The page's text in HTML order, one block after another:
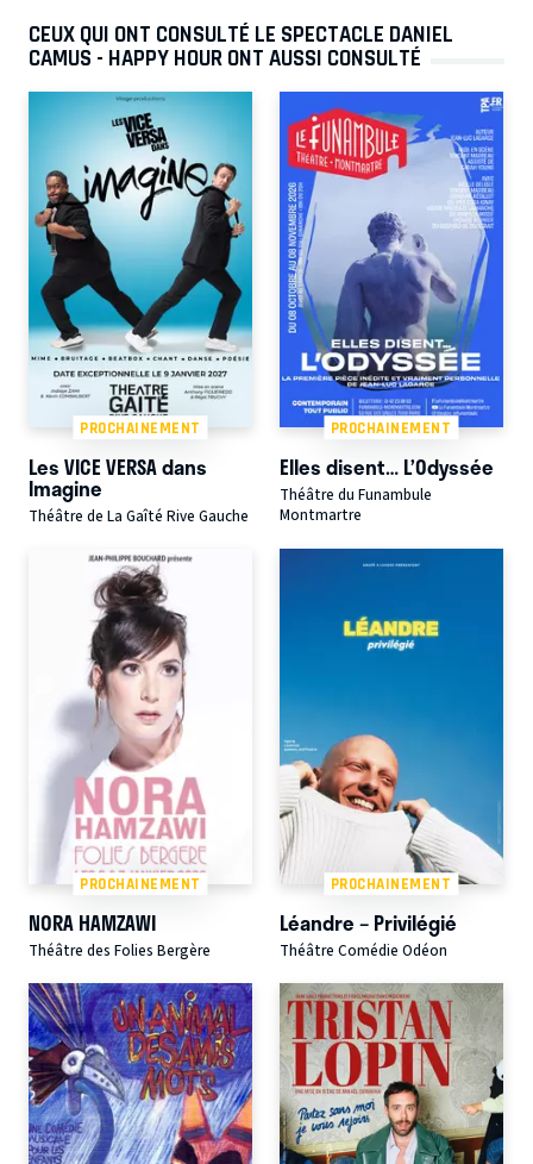
CEUX QUI ONT CONSULTÉ LE SPECTACLE DANIEL
CAMUS - HAPPY HOUR ONT AUSSI CONSULTÉ
PROCHAINEMENT
Les VICE VERSA dans
Imagine
Théâtre de La Gaîté Rive Gauche
PROCHAINEMENT
Elles disent… L’Odyssée
Théâtre du Funambule
Montmartre
PROCHAINEMENT
NORA HAMZAWI
Théâtre des Folies Bergère
PROCHAINEMENT
Léandre – Privilégié
Théâtre Comédie Odéon